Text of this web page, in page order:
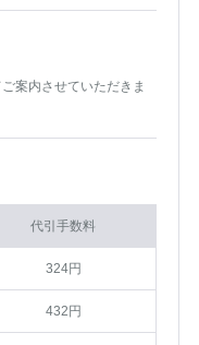
案内させていただきま
代引手数料
324円
432円